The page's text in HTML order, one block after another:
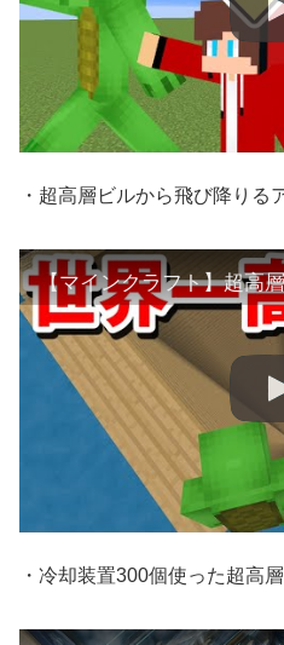
・超高層ビルから飛び降りる
・冷却装置300個使った超高